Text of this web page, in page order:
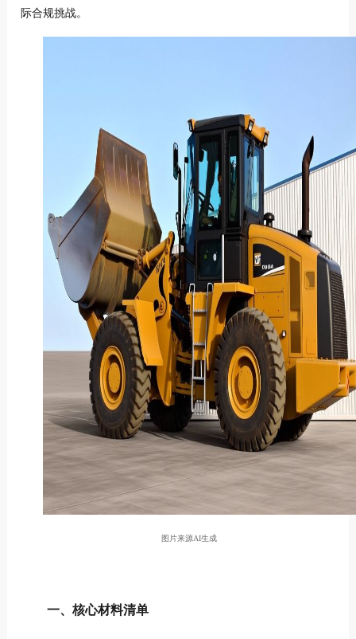
际合规挑战。
图片来源AI生成
一、核心材料清单